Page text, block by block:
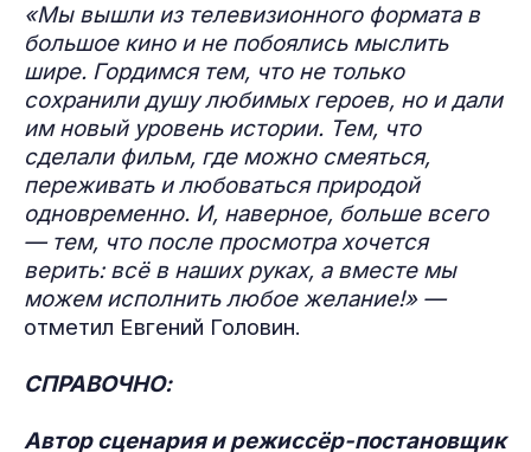
«Мы вышли из телевизионного формата в
большое кино и не побоялись мыслить
шире. Гордимся тем, что не только
сохранили душу любимых героев, но и дали
им новый уровень истории. Тем, что
сделали фильм, где можно смеяться,
переживать и любоваться природой
одновременно. И, наверное, больше всего
— тем, что после просмотра хочется
верить: всё в наших руках, а вместе мы
можем исполнить любое желание!» —
отметил Евгений Головин.
СПРАВОЧНО:
Автор сценария и режиссёр-постановщик